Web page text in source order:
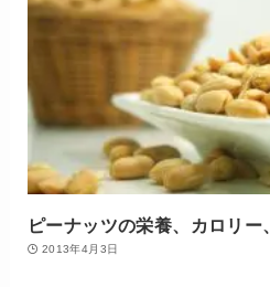
ピーナッツの栄養、カロリ
2013年4月3日